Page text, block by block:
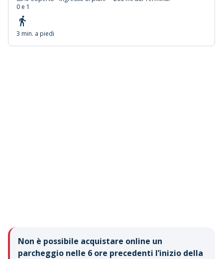
0 e 1
3 min. a piedi
Non è possibile acquistare online un
parcheggio nelle 6 ore precedenti l’inizio della